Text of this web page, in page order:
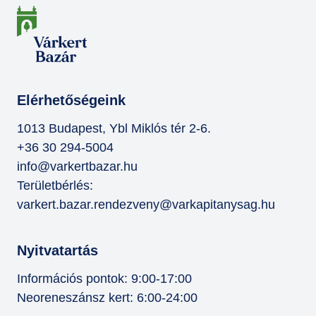
Elérhetőségeink
1013 Budapest, Ybl Miklós tér 2-6.
+36 30 294-5004
info@varkertbazar.hu
Területbérlés:
varkert.bazar.rendezveny@varkapitanysag.hu
Nyitvatartás
Információs pontok: 9:00-17:00
Neoreneszánsz kert: 6:00-24:00